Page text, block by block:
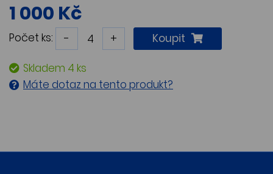
1 000 Kč
Počet ks: - + Koupit
Skladem 4 ks
Máte dotaz na tento produkt?